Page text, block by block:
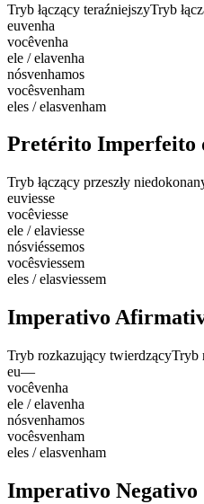
Tryb łączący teraźniejszyTryb
euvenha
vocêvenha
ele / elavenha
nósvenhamos
vocêsvenham
eles / elasvenham
Pretérito Imperfeito
Tryb łączący przeszły
euviesse
vocêviesse
ele / elaviesse
nósviéssemos
vocêsviessem
eles / elasviessem
Imperativo
Tryb rozkazujący twierdzącyTryb
eu—
vocêvenha
ele / elavenha
nósvenhamos
vocêsvenham
eles / elasvenham
Imperativo Negativo